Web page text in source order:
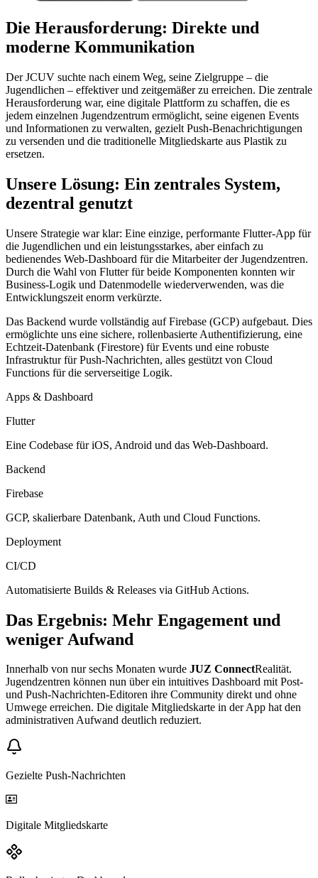
Die Herausforderung: Direkte und
moderne Kommunikation
Der JCUV suchte nach einem Weg, seine Zielgruppe – die
Jugendlichen – effektiver und zeitgemäßer zu erreichen. Die zentrale
Herausforderung war, eine digitale Plattform zu schaffen, die es
jedem einzelnen Jugendzentrum ermöglicht, seine eigenen Events
und Informationen zu verwalten, gezielt Push-Benachrichtigungen
zu versenden und die traditionelle Mitgliedskarte aus Plastik zu
ersetzen.
Unsere Lösung: Ein zentrales System,
dezentral genutzt
Unsere Strategie war klar: Eine einzige, performante Flutter-App für
die Jugendlichen und ein leistungsstarkes, aber einfach zu
bedienendes Web-Dashboard für die Mitarbeiter der Jugendzentren.
Durch die Wahl von Flutter für beide Komponenten konnten wir
Business-Logik und Datenmodelle wiederverwenden, was die
Entwicklungszeit enorm verkürzte.
Das Backend wurde vollständig auf Firebase (GCP) aufgebaut. Dies
ermöglichte uns eine sichere, rollenbasierte Authentifizierung, eine
Echtzeit-Datenbank (Firestore) für Events und eine robuste
Infrastruktur für Push-Nachrichten, alles gestützt von Cloud
Functions für die serverseitige Logik.
Apps & Dashboard
Flutter
Eine Codebase für iOS, Android und das Web-Dashboard.
Backend
Firebase
GCP, skalierbare Datenbank, Auth und Cloud Functions.
Deployment
CI/CD
Automatisierte Builds & Releases via GitHub Actions.
Das Ergebnis: Mehr Engagement und
weniger Aufwand
Innerhalb von nur sechs Monaten wurde JUZ ConnectRealität.
Jugendzentren können nun über ein intuitives Dashboard mit Post-
und Push-Nachrichten-Editoren ihre Community direkt und ohne
Umwege erreichen. Die digitale Mitgliedskarte in der App hat den
administrativen Aufwand deutlich reduziert.
Gezielte Push-Nachrichten
Digitale Mitgliedskarte